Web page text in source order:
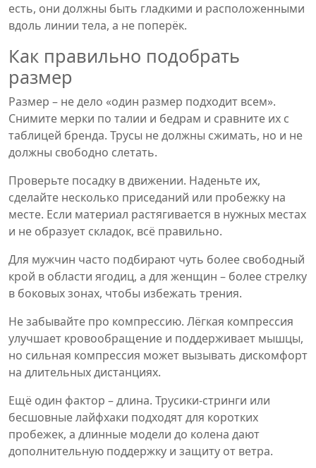
есть, они должны быть гладкими и расположенными
вдоль линии тела, а не поперёк.
Как правильно подобрать
размер
Размер – не дело «один размер подходит всем».
Снимите мерки по талии и бедрам и сравните их с
таблицей бренда. Трусы не должны сжимать, но и не
должны свободно слетать.
Проверьте посадку в движении. Наденьте их,
сделайте несколько приседаний или пробежку на
месте. Если материал растягивается в нужных местах
и не образует складок, всё правильно.
Для мужчин часто подбирают чуть более свободный
крой в области ягодиц, а для женщин – более стрелку
в боковых зонах, чтобы избежать трения.
Не забывайте про компрессию. Лёгкая компрессия
улучшает кровообращение и поддерживает мышцы,
но сильная компрессия может вызывать дискомфорт
на длительных дистанциях.
Ещё один фактор – длина. Трусики-стринги или
бесшовные лайфхаки подходят для коротких
пробежек, а длинные модели до колена дают
дополнительную поддержку и защиту от ветра.